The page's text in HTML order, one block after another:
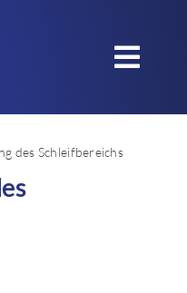
des Schleifbereichs